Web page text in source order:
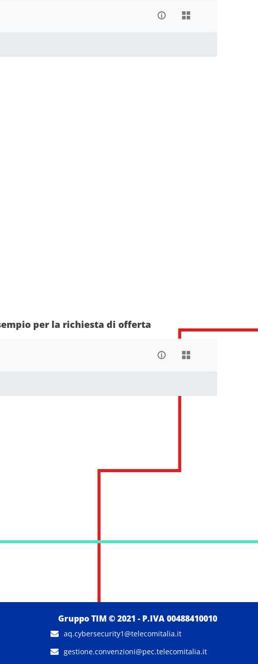
per la richiesta di offerta
Gruppo TIM © 2021 - P.IVA 00488410010
aq.cybersecurity1@telecomitalia.it
gestione.convenzioni@pec.telecomitalia.it